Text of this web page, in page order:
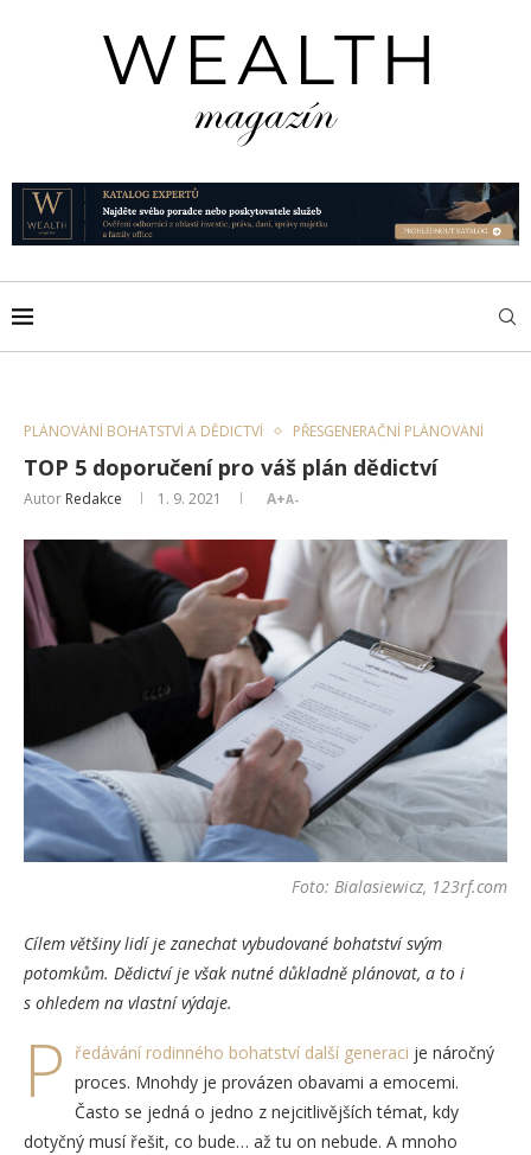
PLÁNOVÁNÍ BOHATSTVÍ A DĚDICTVÍ PŘESGENERAČNÍ PLÁNOVÁNÍ
TOP 5 doporučení pro váš plán dědictví
Autor Redakce 1. 9. 2021 A+A-
Foto: Bialasiewicz, 123rf.com
Cílem většiny lidí je zanechat vybudované bohatství svým
potomkům. Dědictví je však nutné důkladně plánovat, a to i
s ohledem na vlastní výdaje.
P ředávání rodinného bohatství další generaci je náročný
proces. Mnohdy je provázen obavami a emocemi.
Často se jedná o jedno z nejcitlivějších témat, kdy
dotyčný musí řešit, co bude… až tu on nebude. A mnoho